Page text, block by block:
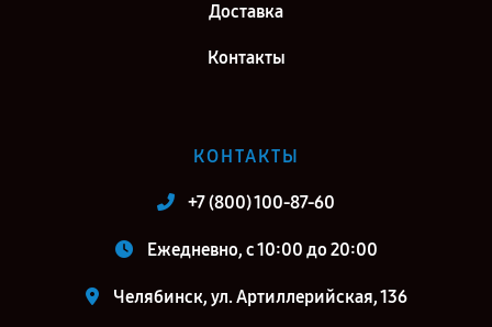
Доставка
Контакты
КОНТАКТЫ
+7 (800) 100-87-60
Ежедневно, с 10:00 до 20:00
Челябинск, ул. Артиллерийская, 136